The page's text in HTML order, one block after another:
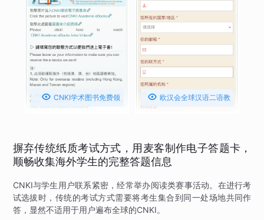
 CNKI学术图书免费领
 欧汉会全球汉语二语教
摒弃传统纸质考试方式，用麦客制作电子答题卡，
顺畅收集海外学生的完整答题信息
CNKI与学生用户联系紧密，经常举办阅读类赛事活动。在进行考
试选拔时，传统的考试方式需要将考生集合到同一处场地共同作
答，显然不适用于用户遍布全球的CNKI。